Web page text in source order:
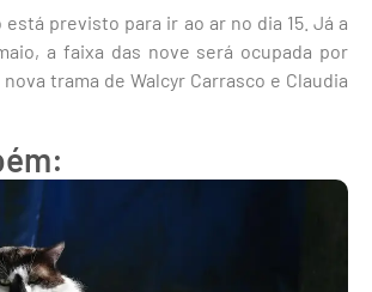
previsto para ir ao ar no dia 15. Já a
a faixa das nove será ocupada por
nova trama de Walcyr Carrasco e Claudia